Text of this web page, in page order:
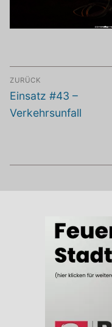
ZURÜCK
Vorheriger
Beitrag:
Einsatz #43 –
Verkehrsunfall